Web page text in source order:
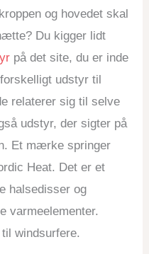
og hovedet skal
Du kigger lidt
på det site, du er inde
udstyr til
relaterer sig til selve
udstyr, der sigter på
Et mærke springer
Heat. Det er et
halsedisser og
varmeelementer.
windsurfere.